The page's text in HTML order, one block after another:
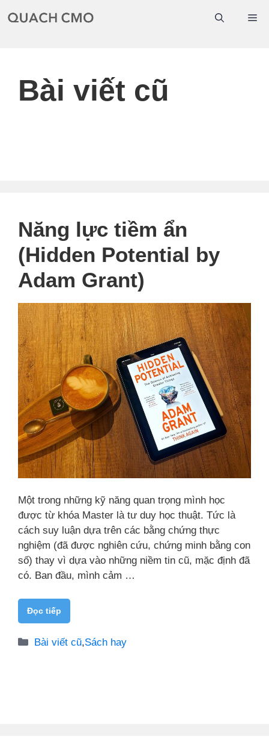
đến
Bài viết cũ
Năng lực tiềm ẩn
(Hidden Potential by
Adam Grant)
Một trong những kỹ năng quan trọng mình học
được từ khóa Master là tư duy học thuật. Tức là
cách suy luận dựa trên các bằng chứng thực
nghiệm (đã được nghiên cứu, chứng minh bằng con
số) thay vì dựa vào những niềm tin cũ, mặc định đã
có. Ban đầu, mình cảm …
Đọc tiếp
Danh
Bài viết cũ,Sách hay